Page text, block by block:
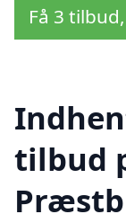
Få 3
tilbud